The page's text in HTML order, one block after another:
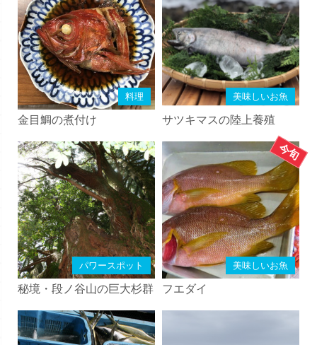
料理
金目鯛の煮付け
美味しいお魚
サツキマスの陸上養殖
パワースポット
秘境・段ノ谷山の巨大杉群
美味しいお魚
フエダイ